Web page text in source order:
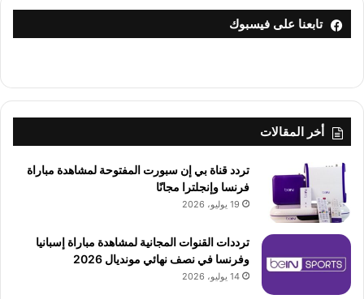
تابعنا على فيسبوك
أخر المقالات
تردد قناة بي إن سبورت المفتوحة لمشاهدة مباراة
فرنسا وإنجلترا مجانًا
19 يوليو، 2026
ترددات القنوات المجانية لمشاهدة مباراة إسبانيا
وفرنسا في نصف نهائي مونديال 2026
14 يوليو، 2026